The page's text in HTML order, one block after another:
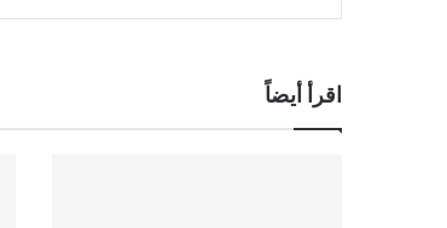
اقرأ أيضاً